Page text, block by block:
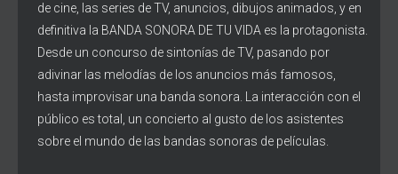
de cine, las series de TV, anuncios, dibujos animados, y en
definitiva la BANDA SONORA DE TU VIDA es la protagonista.
Desde un concurso de sintonías de TV, pasando por
adivinar las melodías de los anuncios más famosos,
hasta improvisar una banda sonora. La interacción con el
público es total, un concierto al gusto de los asistentes
sobre el mundo de las bandas sonoras de películas.